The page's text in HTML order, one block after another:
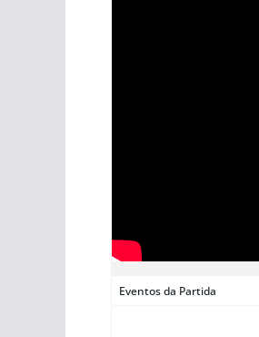
Eventos da Partida